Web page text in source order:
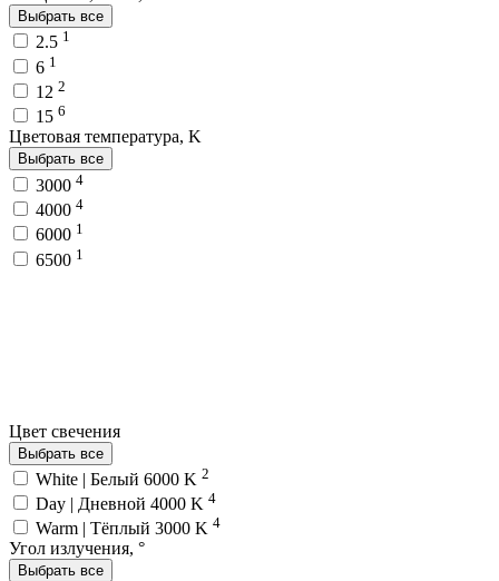
Выбрать все
2.5 1
6 1
12 2
15 6
Цветовая температура, K
Выбрать все
3000 4
4000 4
6000 1
6500 1
Цвет свечения
Выбрать все
White | Белый 6000 K 2
Day | Дневной 4000 K 4
Warm | Тёплый 3000 K 4
Угол излучения, °
Выбрать все